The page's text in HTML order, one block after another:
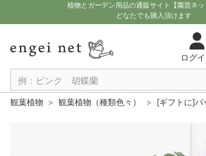
植物とガーデン用品の通販サイト【園芸ネ
どなたでも購入頂けます
ログ
観葉植物 観葉植物（種類色々）
[ギフトに]パ
[ギフトに]パセノシッサス
[